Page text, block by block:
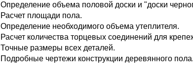
Определение объема половой доски и "доски
Расчет площади пола.
Определение необходимого объема утеплителя.
Расчет количества торцевых соединений для
Точные размеры всех деталей.
Подробные чертежи конструкции деревянного пола.